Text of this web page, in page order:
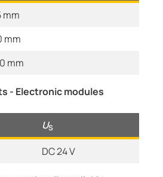
mm
mm
mm
- Electronic modules
US
DC 24 V